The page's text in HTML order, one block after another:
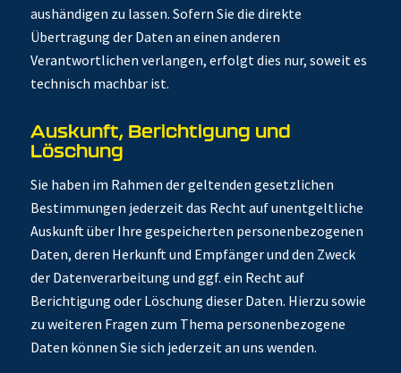
aushändigen zu lassen. Sofern Sie die direkte
Übertragung der Daten an einen anderen
Verantwortlichen verlangen, erfolgt dies nur, soweit es
technisch machbar ist.
Auskunft, Berichtigung und
Löschung
Sie haben im Rahmen der geltenden gesetzlichen
Bestimmungen jederzeit das Recht auf unentgeltliche
Auskunft über Ihre gespeicherten personenbezogenen
Daten, deren Herkunft und Empfänger und den Zweck
der Datenverarbeitung und ggf. ein Recht auf
Berichtigung oder Löschung dieser Daten. Hierzu sowie
zu weiteren Fragen zum Thema personenbezogene
Daten können Sie sich jederzeit an uns wenden.